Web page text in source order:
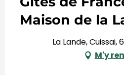
Maison de la
La Lande, Cuissai,
M'y